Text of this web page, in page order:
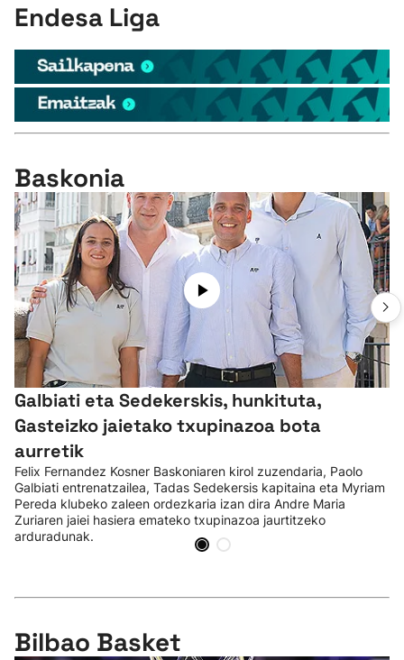
Endesa Liga
Baskonia
Galbiati eta Sedekerskis, hunkituta,
Gasteizko jaietako txupinazoa bota
aurretik
Felix Fernandez Kosner Baskoniaren kirol zuzendaria, Paolo
Galbiati entrenatzailea, Tadas Sedekersis kapitaina eta Myriam
Pereda klubeko zaleen ordezkaria izan dira Andre Maria
Zuriaren jaiei hasiera emateko txupinazoa jaurtitzeko
arduradunak.
Bilbao Basket